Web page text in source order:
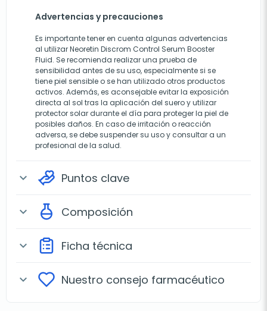
Advertencias y precauciones
Es importante tener en cuenta algunas advertencias
al utilizar Neoretin Discrom Control Serum Booster
Fluid. Se recomienda realizar una prueba de
sensibilidad antes de su uso, especialmente si se
tiene piel sensible o se han utilizado otros productos
activos. Además, es aconsejable evitar la exposición
directa al sol tras la aplicación del suero y utilizar
protector solar durante el día para proteger la piel de
posibles daños. En caso de irritación o reacción
adversa, se debe suspender su uso y consultar a un
profesional de la salud.
expand_more Puntos clave
expand_more Composición
expand_more Ficha técnica
expand_more Nuestro consejo farmacéutico